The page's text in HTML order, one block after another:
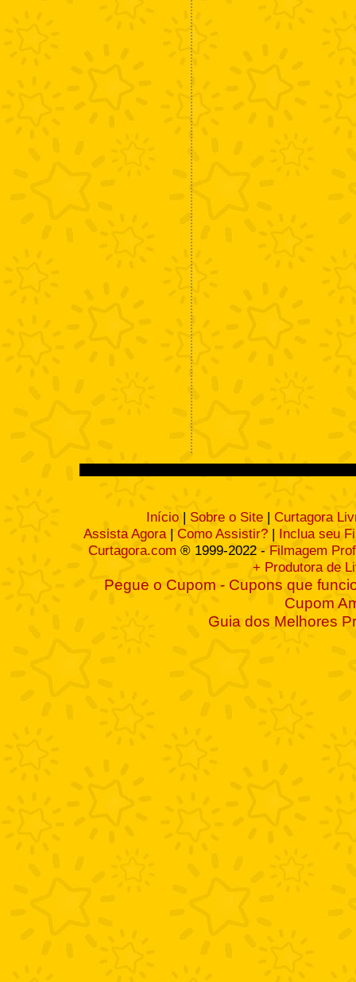
Início | Sobre o Site | Curtagora
Assista Agora| Como Assistir? | Inclua seu
Curtagora.com ® 1999-2022 - Filmagem
+ Produtora de
Pegue o Cupom - Cupons que
Cupom
Guia dos Melhores